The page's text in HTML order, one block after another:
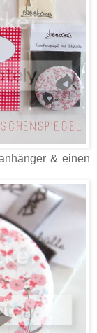
& einen